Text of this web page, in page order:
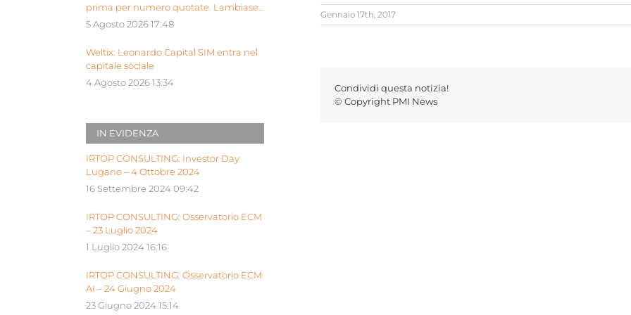
Gennaio 17th, 2017
Condividi questa notizia!
© Copyright PMI News
prima per numero quotate. Lambiase:
“Milano piattaforma europea Siu”
5 Agosto 2026 17:48
Weltix: Leonardo Capital SIM entra nel
capitale sociale
4 Agosto 2026 13:34
IN EVIDENZA
IRTOP CONSULTING: Investor Day
Lugano – 4 Ottobre 2024
16 Settembre 2024 09:42
IRTOP CONSULTING: Osservatorio ECM
– 23 Luglio 2024
1 Luglio 2024 16:16
IRTOP CONSULTING: Osservatorio ECM
AI – 24 Giugno 2024
23 Giugno 2024 15:14